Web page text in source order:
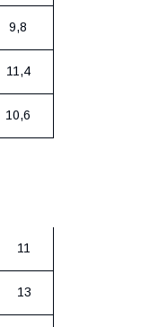
9,8
11,4
10,6
11
13